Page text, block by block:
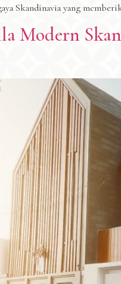
Skandinavia yang
Modern